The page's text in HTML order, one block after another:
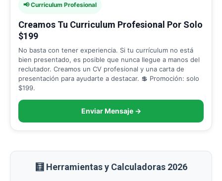
📢 Curriculum Profesional
Creamos Tu Curriculum Profesional Por Solo
$199
No basta con tener experiencia. Si tu currículum no está
bien presentado, es posible que nunca llegue a manos del
reclutador. Creamos un CV profesional y una carta de
presentación para ayudarte a destacar. 💲 Promoción: solo
$199.
Enviar Mensaje →
🧮 Herramientas y Calculadoras 2026